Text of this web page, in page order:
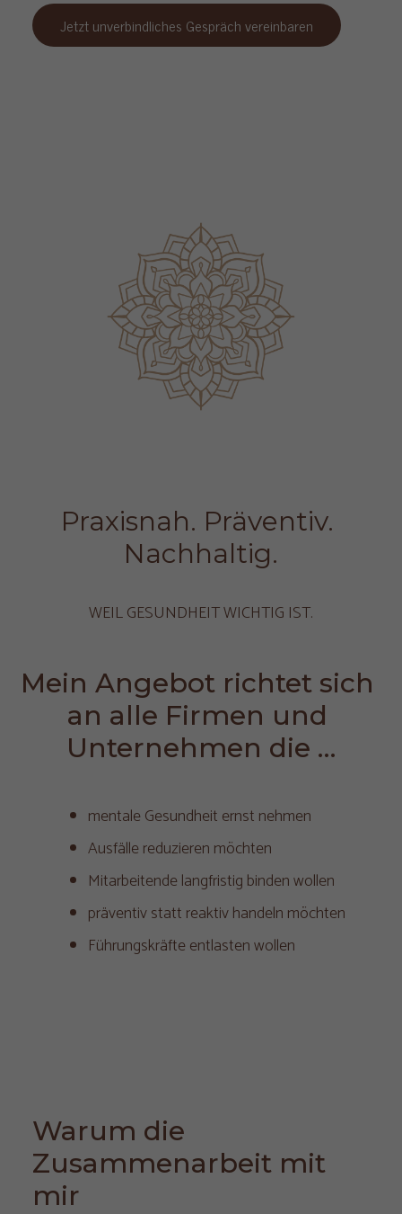
Jetzt unverbindliches Gespräch vereinbaren
Praxisnah. Präventiv.
Nachhaltig.
WEIL GESUNDHEIT WICHTIG IST.
Mein Angebot richtet sich
an alle Firmen und
Unternehmen die …
mentale Gesundheit ernst nehmen
Ausfälle reduzieren möchten
Mitarbeitende langfristig binden wollen
präventiv statt reaktiv handeln möchten
Führungskräfte entlasten wollen
Warum die
Zusammenarbeit mit
mir